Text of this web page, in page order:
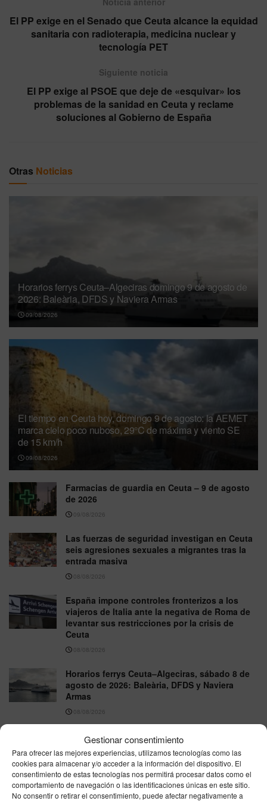
Gestionar consentimiento
Para ofrecer las mejores experiencias, utilizamos tecnologías como las
cookies para almacenar y/o acceder a la información del dispositivo. El
consentimiento de estas tecnologías nos permitirá procesar datos como el
comportamiento de navegación o las identificaciones únicas en este sitio.
No consentir o retirar el consentimiento, puede afectar negativamente a
El PP exige en el Senado que Ceuta alcance la equidad
sanitaria con radioterapia, medicina nuclear y
tecnología PET
Siguiente noticia
El PP exige al PSOE que deje de «esquivar» los
problemas de la sanidad en Ceuta y reclame
soluciones al Gobierno de España
Otras Noticias
Horarios ferrys Ceuta–Algeciras domingo 9 de agosto de
2026: Baleària, DFDS y Naviera Armas
09/08/2026
El tiempo en Ceuta hoy, domingo 9 de agosto: la AEMET
marca cielo poco nuboso, 29°C de máxima y viento SE
de 15 km/h
09/08/2026
Farmacias de guardia en Ceuta – 9 de agosto
de 2026
09/08/2026
Las fuerzas de seguridad investigan en Ceuta
seis agresiones sexuales a migrantes tras la
entrada masiva
08/08/2026
España impone controles fronterizos a los
viajeros de Italia ante la negativa de Roma de
levantar sus restricciones por la crisis de
Ceuta
08/08/2026
Horarios ferrys Ceuta–Algeciras, sábado 8 de
agosto de 2026: Baleària, DFDS y Naviera
Armas
08/08/2026
Tiempo en Ceuta este sábado 8 de agosto: la
AEMET anuncia poco nuboso, máximas de
27°C y viento flojo del este
08/08/2026
Farmacias de Guardia en Ceuta – 8 de agosto